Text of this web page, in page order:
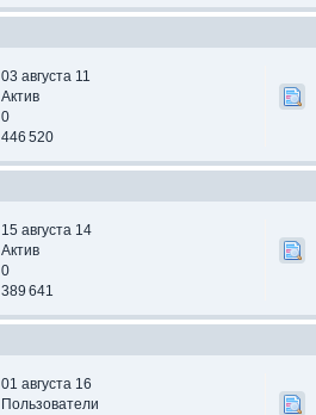
03 августа 11
Актив
0
446 520
15 августа 14
Актив
0
389 641
01 августа 16
Пользователи